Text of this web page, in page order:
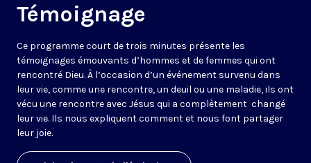
Témoignage
Ce programme court de trois minutes présente les
témoignages émouvants d’hommes et de femmes qui ont
rencontré Dieu. À l’occasion d’un événement survenu dans
leur vie, comme une rencontre, un deuil ou une maladie, ils ont
vécu une rencontre avec Jésus qui a complètement changé
leur vie. Ils nous expliquent comment et nous font partager
leur joie.